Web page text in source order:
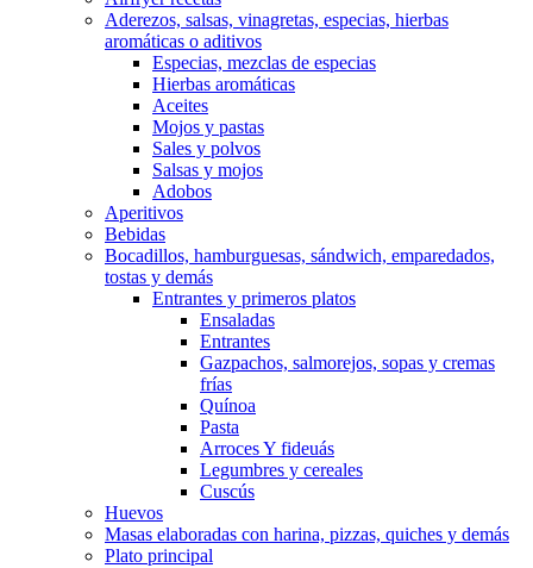
Aderezos, salsas, vinagretas, especias, hierbas
aromáticas o aditivos
Especias, mezclas de especias
Hierbas aromáticas
Aceites
Mojos y pastas
Sales y polvos
Salsas y mojos
Adobos
Aperitivos
Bebidas
Bocadillos, hamburguesas, sándwich, emparedados,
tostas y demás
Entrantes y primeros platos
Ensaladas
Entrantes
Gazpachos, salmorejos, sopas y cremas
frías
Quínoa
Pasta
Arroces Y fideuás
Legumbres y cereales
Cuscús
Huevos
Masas elaboradas con harina, pizzas, quiches y demás
Plato principal